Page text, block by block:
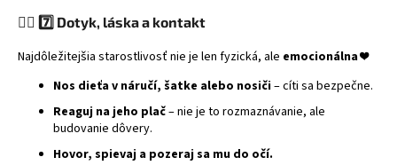
🧘‍♀️ 7️⃣ Dotyk, láska a kontakt
Najdôležitejšia starostlivosť nie je len fyzická, ale emocionálna❤️
Nos dieťa v náručí, šatke alebo nosiči– cíti sa bezpečne.
Reaguj na jeho plač– nie je to rozmaznávanie, ale
budovanie dôvery.
Hovor, spievaj a pozeraj sa mu do očí.